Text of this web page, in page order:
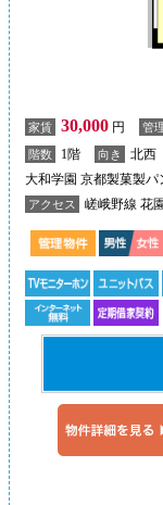
家賃 30,000 円 管
階数 1階 向き 北西
大和学園 京都製菓製
アクセス 嵯峨野線 花